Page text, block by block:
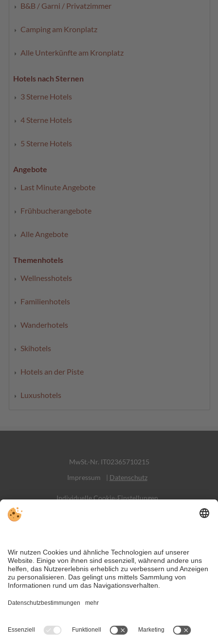
B&B / Garni / Privatzimmer
Camping am Kronplatz
Alle Unterkünfte am Kronplatz
Hotels nach Sternen
3 Sterne Hotels
4 Sterne Hotels
5 Sterne Hotels
Angebote
Last Minute Angebote
Frühbucherangebote
Alle Angebote
Themenhotels
Wellnesshotels
Familienhotels
Wanderhotels
Skihotels
Hotels an der Piste
Luxushotels
MwSt.-Nr. IT02365710215
Impressum
| Datenschutz
Individuelle Cookie-Einstellungen
Social Media
Informieren Sie sich sicherheitshalber nochmals beim Veranstalter vor